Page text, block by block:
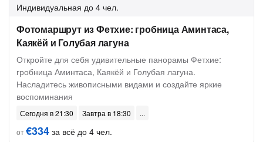
Индивидуальная до 4 чел.
Фотомаршрут из Фетхие: гробница Аминтаса,
Каякёй и Голубая лагуна
Откройте для себя удивительные панорамы Фетхие:
гробница Аминтаса, Каякёй и Голубая лагуна.
Насладитесь живописными видами и создайте яркие
воспоминания
Сегодня в 21:30
Завтра в 18:30
от€334 за всё до 4 чел.